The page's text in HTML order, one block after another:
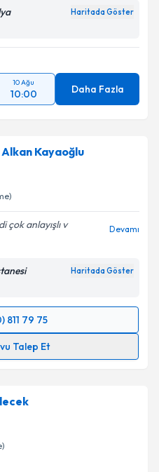
Haritada Göster
10 Ağu
10:00 Daha Fazla
Kayaoğlu
çok anlayışlı v
Devamı
Haritada Göster
811 79 75
Talep Et
e-posta ile